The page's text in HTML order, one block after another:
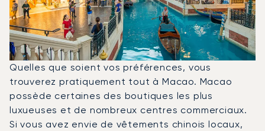
Quelles que soient vos préférences, vous
trouverez pratiquement tout à Macao. Macao
possède certaines des boutiques les plus
luxueuses et de nombreux centres commerciaux.
Si vous avez envie de vêtements chinois locaux,